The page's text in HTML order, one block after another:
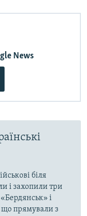
News
біля
і захопили три
і
що прямували з